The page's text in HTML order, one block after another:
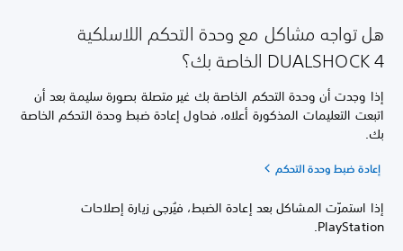
هل تواجه مشاكل مع وحدة التحكم اللاسلكية
DUALSHOCK 4 الخاصة بك؟
إذا وجدت أن وحدة التحكم الخاصة بك غير متصلة بصورة سليمة بعد أن
اتبعت التعليمات المذكورة أعلاه، فحاول إعادة ضبط وحدة التحكم الخاصة
بك.
إعادة ضبط وحدة التحكم
إذا استمرّت المشاكل بعد إعادة الضبط، فيُرجى زيارة إصلاحات
PlayStation.